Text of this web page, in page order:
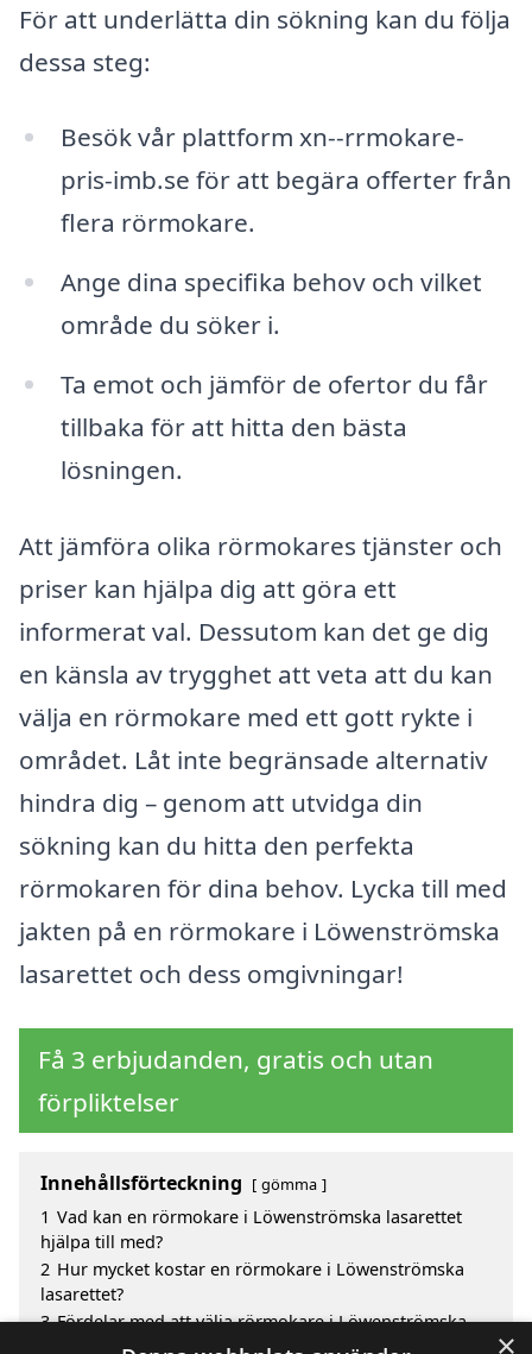
För att underlätta din sökning kan du följa
dessa steg:
Besök vår plattform xn--rrmokare-
pris-imb.se för att begära offerter från
flera rörmokare.
Ange dina specifika behov och vilket
område du söker i.
Ta emot och jämför de ofertor du får
tillbaka för att hitta den bästa
lösningen.
Att jämföra olika rörmokares tjänster och
priser kan hjälpa dig att göra ett
informerat val. Dessutom kan det ge dig
en känsla av trygghet att veta att du kan
välja en rörmokare med ett gott rykte i
området. Låt inte begränsade alternativ
hindra dig – genom att utvidga din
sökning kan du hitta den perfekta
rörmokaren för dina behov. Lycka till med
jakten på en rörmokare i Löwenströmska
lasarettet och dess omgivningar!
Få 3 erbjudanden, gratis och utan
förpliktelser
Innehållsförteckning gömma
1 Vad kan en rörmokare i Löwenströmska lasarettet
hjälpa till med?
2 Hur mycket kostar en rörmokare i Löwenströmska
lasarettet?
3 Fördelar med att välja rörmokare i Löwenströmska
×